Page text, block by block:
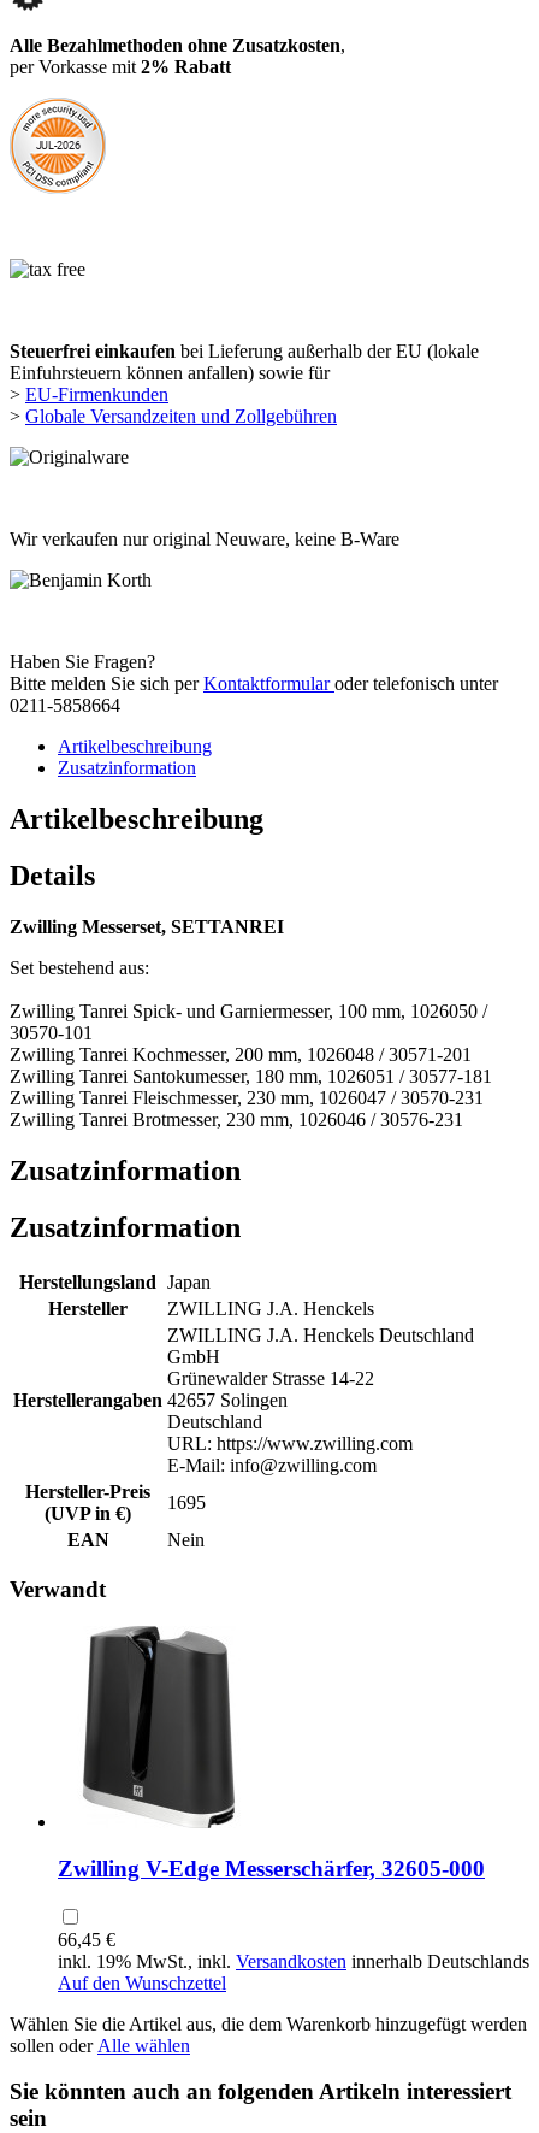
Alle Bezahlmethoden ohne Zusatzkosten,
per Vorkasse mit 2% Rabatt
Steuerfrei einkaufen bei Lieferung außerhalb der EU (lokale
Einfuhrsteuern können anfallen) sowie für
> EU-Firmenkunden
> Globale Versandzeiten und Zollgebühren
Wir verkaufen nur original Neuware, keine B-Ware
Haben Sie Fragen?
Bitte melden Sie sich perKontaktformularoder telefonisch unter
0211-5858664
Artikelbeschreibung
Zusatzinformation
Artikelbeschreibung
Details
Zwilling Messerset, SETTANREI
Set bestehend aus:
Zwilling Tanrei Spick- und Garniermesser, 100 mm, 1026050 /
30570-101
Zwilling Tanrei Kochmesser, 200 mm, 1026048 / 30571-201
Zwilling Tanrei Santokumesser, 180 mm, 1026051 / 30577-181
Zwilling Tanrei Fleischmesser, 230 mm, 1026047 / 30570-231
Zwilling Tanrei Brotmesser, 230 mm, 1026046 / 30576-231
Zusatzinformation
Zusatzinformation
Herstellungsland Japan
Hersteller
ZWILLING J.A. Henckels
Herstellerangaben
ZWILLING J.A. Henckels Deutschland
GmbH
Grünewalder Strasse 14-22
42657 Solingen
Deutschland
URL: https://www.zwilling.com
E-Mail: info@zwilling.com
Hersteller-Preis
(UVP in €)
1695
EAN
Nein
Verwandt
Zwilling V-Edge Messerschärfer, 32605-000
66,45 €
inkl. 19% MwSt., inkl. Versandkosten innerhalb Deutschlands
Auf den Wunschzettel
Wählen Sie die Artikel aus, die dem Warenkorb hinzugefügt werden
sollen oder Alle wählen
Sie könnten auch an folgenden Artikeln interessiert
sein